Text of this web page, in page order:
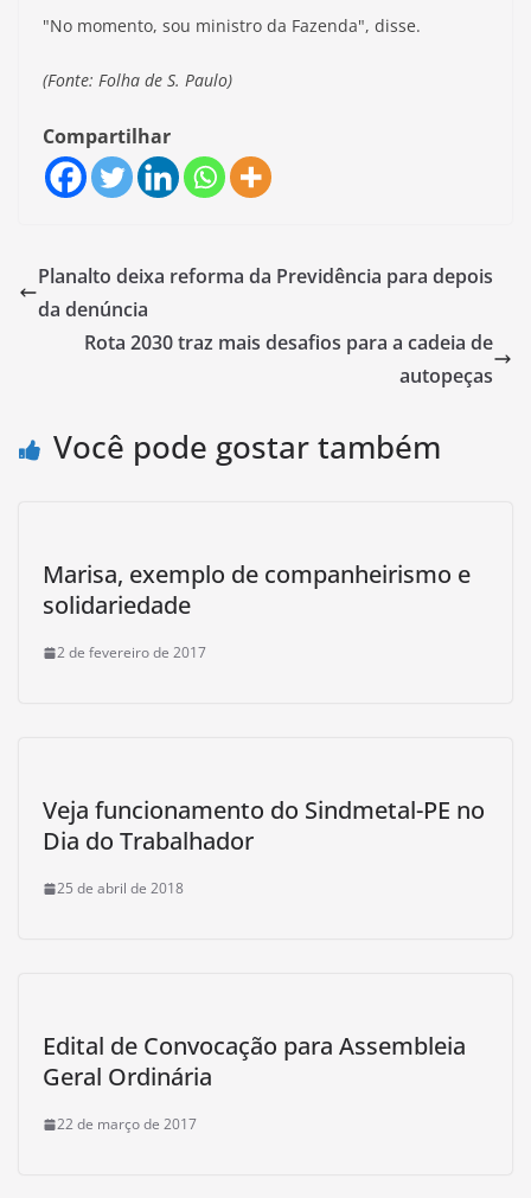
"No momento, sou ministro da Fazenda", disse.
(Fonte: Folha de S. Paulo)
Compartilhar
Planalto deixa reforma da Previdência para depois
da denúncia
Rota 2030 traz mais desafios para a cadeia de
autopeças
Você pode gostar também
Marisa, exemplo de companheirismo e
solidariedade
2 de fevereiro de 2017
Veja funcionamento do Sindmetal-PE no
Dia do Trabalhador
25 de abril de 2018
Edital de Convocação para Assembleia
Geral Ordinária
22 de março de 2017